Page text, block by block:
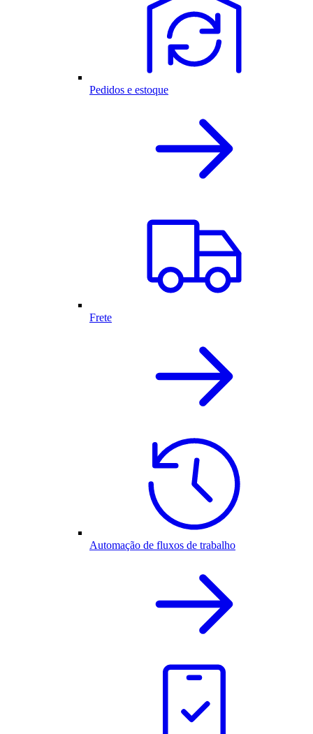
Pedidos e estoque
Frete
Automação de fluxos de trabalho